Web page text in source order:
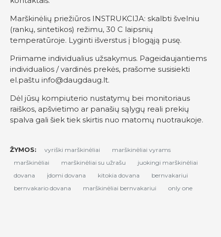
Marškinėlių priežiūros INSTRUKCIJA: skalbti švelniu
(rankų, sintetikos) režimu, 30 C laipsnių
temperatūroje. Lyginti išverstus į blogąją pusę.
Priimame individualius užsakymus. Pageidaujantiems
individualios / vardinės prekės, prašome susisiekti
el.paštu info@daugdaug.lt.
Dėl jūsų kompiuterio nustatymų bei monitoriaus
raiškos, apšvietimo ar panašių sąlygų reali prekių
spalva gali šiek tiek skirtis nuo matomų nuotraukoje.
ŽYMOS: vyriški marškinėliai
marškinėliai vyrams
marškinėliai
marškinėliai su užrašu
juokingi marškinėliai
dovana
įdomi dovana kitokia dovana
bernvakariui
bernvakario dovana
marškinėliai bernvakariui only one